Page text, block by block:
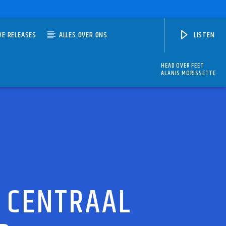
RELEASES ALLES OVER ONS LISTEN
HEAD OVER FEET
ALANIS MORISSETTE